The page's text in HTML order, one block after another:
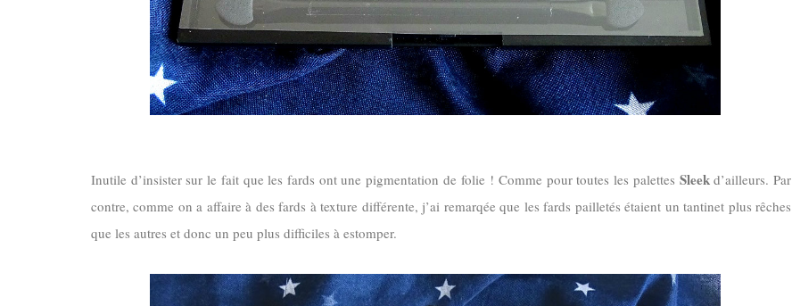
Inutile d’insister sur le fait que les fards ont une pigmentation de folie ! Comme pour toutes les palettes Sleekd’ailleurs. Par
contre, comme on a affaire à des fards à texture différente, j’ai remarqée que les fards pailletés étaient un tantinet plus rêches
que les autres et donc un peu plus difficiles à estomper.